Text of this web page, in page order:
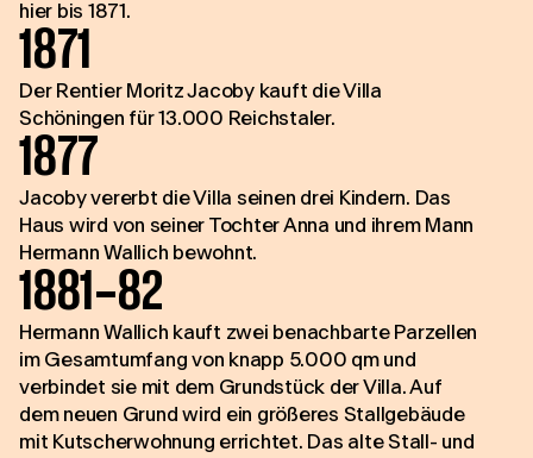
hier bis 1871.
1871
Der Rentier Moritz Jacoby kauft die Villa
Schöningen für 13.000 Reichstaler.
1877
Jacoby vererbt die Villa seinen drei Kindern. Das
Haus wird von seiner Tochter Anna und ihrem Mann
Hermann Wallich bewohnt.
1881–82
Hermann Wallich kauft zwei benachbarte Parzellen
im Gesamtumfang von knapp 5.000 qm und
verbindet sie mit dem Grundstück der Villa. Auf
dem neuen Grund wird ein größeres Stallgebäude
mit Kutscherwohnung errichtet. Das alte Stall- und